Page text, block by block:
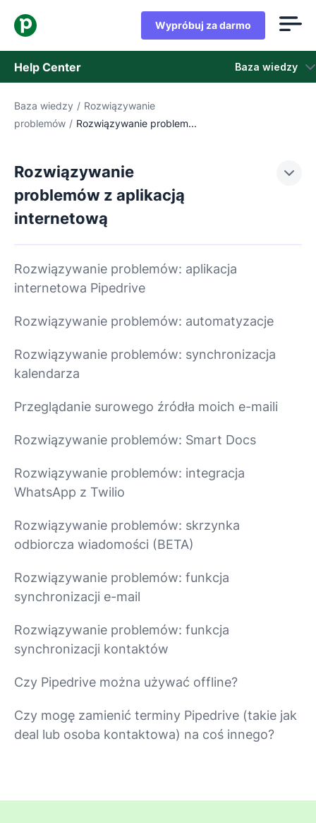
Wypróbuj za darmo
Help Center Baza wiedzy
Baza wiedzy
Skontaktuj się z obsługą klienta
Baza wiedzy / Rozwiązywanie
problemów / Rozwiązywanie problem...
Rozwiązywanie
problemów z aplikacją
internetową
Rozwiązywanie problemów: aplikacja
internetowa Pipedrive
Rozwiązywanie problemów: automatyzacje
Rozwiązywanie problemów: synchronizacja
kalendarza
Przeglądanie surowego źródła moich e-maili
Rozwiązywanie problemów: Smart Docs
Rozwiązywanie problemów: integracja
WhatsApp z Twilio
Rozwiązywanie problemów: skrzynka
odbiorcza wiadomości (BETA)
Rozwiązywanie problemów: funkcja
synchronizacji e-mail
Rozwiązywanie problemów: funkcja
synchronizacji kontaktów
Czy Pipedrive można używać offline?
Czy mogę zamienić terminy Pipedrive (takie jak
deal lub osoba kontaktowa) na coś innego?